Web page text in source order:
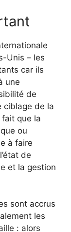
Unis – les
car ils
une
de
ciblage de la
fait que la
ou
à faire
de
et la gestion
sont accrus
les
: alors